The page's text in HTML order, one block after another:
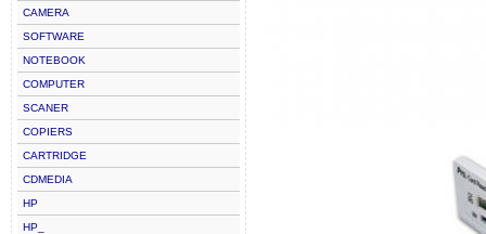
CAMERA
SOFTWARE
NOTEBOOK
COMPUTER
SCANER
COPIERS
CARTRIDGE
CDMEDIA
HP
HP_